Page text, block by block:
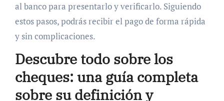
al banco para presentarlo y verificarlo. Siguiendo
estos pasos, podrás recibir el pago de forma rápida
y sin complicaciones.
Descubre todo sobre los
cheques: una guía completa
sobre su definición y